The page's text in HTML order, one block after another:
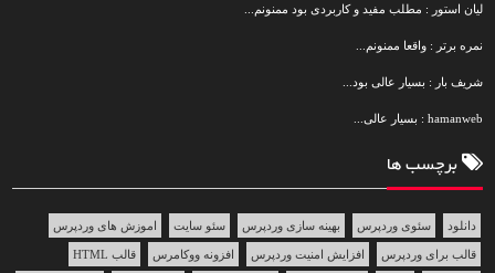
لیان استور : مطلب مفید و کاربردی بود ممنونم...
نمره برتر : واقعا ممنونم...
شریف بار : بسیار عالی بود...
hamanweb : بسیار عالی...
برچسب ها
دانلود سئوی وردپرس بهینه سازی وردپرس سئو سایت اموزش های وردپرس
قالب برای وردپرس افزایش امنیت وردپرس افزونه ووکامرس قالب HTML